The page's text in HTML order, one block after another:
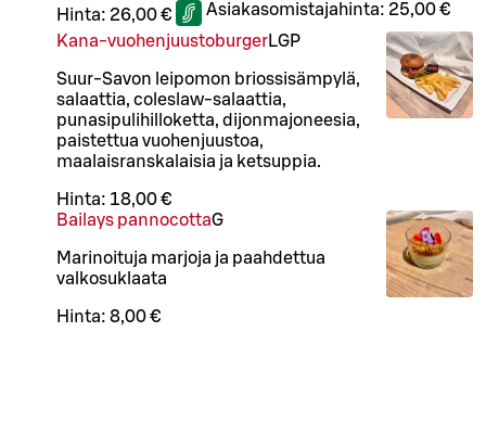
Hinta: 26,00 € Asiakasomistajahinta: 25,00 €
Kana-vuohenjuustoburgerLGP
Suur-Savon leipomon briossisämpylä,
salaattia, coleslaw-salaattia,
punasipulihilloketta, dijonmajoneesia,
paistettua vuohenjuustoa,
maalaisranskalaisia ja ketsuppia.
Hinta: 18,00 €
Bailays pannocottaG
Marinoituja marjoja ja paahdettua
valkosuklaata
Hinta: 8,00 €